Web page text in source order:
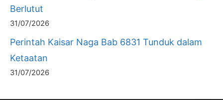
Berlutut
31/07/2026
Perintah Kaisar Naga Bab 6831 Tunduk dalam
Ketaatan
31/07/2026